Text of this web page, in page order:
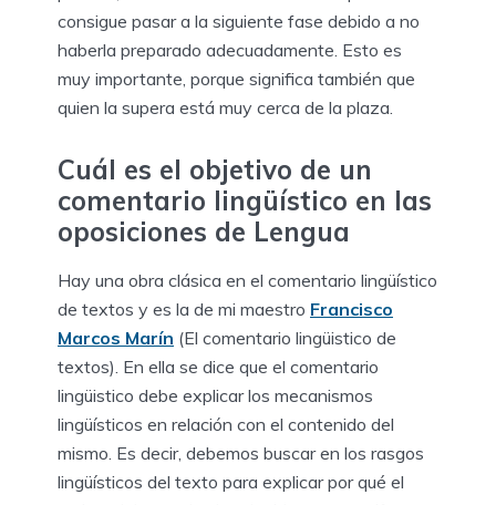
consigue pasar a la siguiente fase debido a no
haberla preparado adecuadamente. Esto es
muy importante, porque significa también que
quien la supera está muy cerca de la plaza.
Cuál es el objetivo de un
comentario lingüístico en las
oposiciones de Lengua
Hay una obra clásica en el comentario lingüístico
de textos y es la de mi maestro Francisco
Marcos Marín (El comentario lingüistico de
textos). En ella se dice que el comentario
lingüistico debe explicar los mecanismos
lingüísticos en relación con el contenido del
mismo. Es decir, debemos buscar en los rasgos
lingüísticos del texto para explicar por qué el